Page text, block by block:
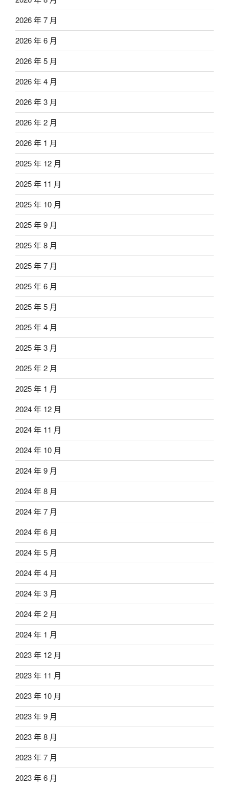
2026 年 7 月
2026 年 6 月
2026 年 5 月
2026 年 4 月
2026 年 3 月
2026 年 2 月
2026 年 1 月
2025 年 12 月
2025 年 11 月
2025 年 10 月
2025 年 9 月
2025 年 8 月
2025 年 7 月
2025 年 6 月
2025 年 5 月
2025 年 4 月
2025 年 3 月
2025 年 2 月
2025 年 1 月
2024 年 12 月
2024 年 11 月
2024 年 10 月
2024 年 9 月
2024 年 8 月
2024 年 7 月
2024 年 6 月
2024 年 5 月
2024 年 4 月
2024 年 3 月
2024 年 2 月
2024 年 1 月
2023 年 12 月
2023 年 11 月
2023 年 10 月
2023 年 9 月
2023 年 8 月
2023 年 7 月
2023 年 6 月